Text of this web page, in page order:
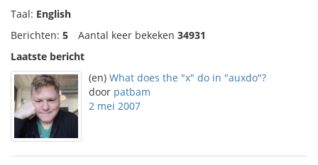
Taal: English
Berichten: 5 Aantal keer bekeken 34931
Laatste bericht
(en) What does the "x" do in "auxdo"?
door patbam
2 mei 2007